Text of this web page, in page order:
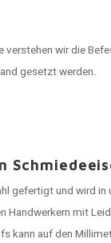
verstehen wir die
gesetzt werden.
gefertigt und wird
Handwerkern mit
kann auf den